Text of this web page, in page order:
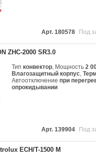
Арт. 180578 Под
ZHC-2000 SR3.0
Типконвектор, Мощность2
Влагозащитный корпус,
Автоотключениепри
опрокидывании
Арт. 139904 Под
ECH/T-1500 M